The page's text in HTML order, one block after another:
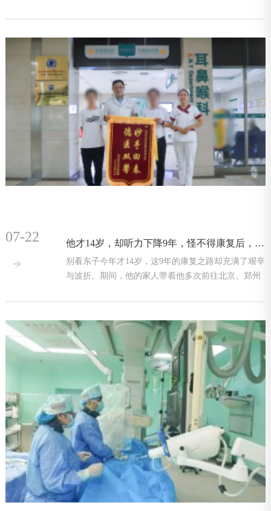
07-22

他才14岁，却听力下降9年，怪不得康复后，连送两面锦旗……
别看东子今年才14岁，这9年的康复之路却充满了艰辛
与波折。期间，他的家人带着他多次前往北京、郑州